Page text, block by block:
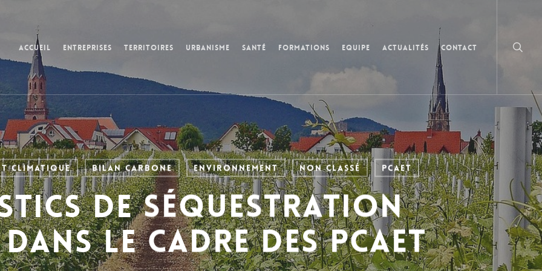
Accueil Entreprises Territoires Urbanisme Santé Formations Equipe Actualités Contact
climatique Bilan Carbone Environnement Non classé PCAET
de séquestration
le cadre des PCAET